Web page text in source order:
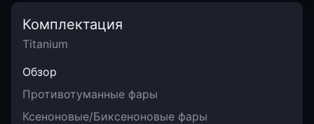
Комплектация
Titanium
Обзор
Противотуманные фары
Ксеноновые/Биксеноновые фары